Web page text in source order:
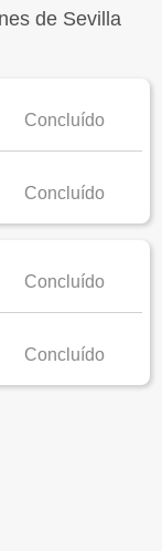
de Sevilla
Concluído
Concluído
Concluído
Concluído